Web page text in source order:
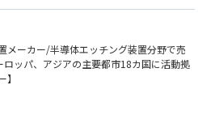
中核」を担う
超える実装技術 が急速に求められていま
ス基板向けPanelメッキ装置を新たな事
長すると言われている市場であり、2030
測されております。
どの分野でも活況になってきております
センターやを起点とした高付加価値チッ
ます。
や車載・産業・情報通信・モバイル
わるディスクリード半導体/パワー半導
メーカー/半導体エッチング装置分野で売
ッパ、アジアの主要都市18カ国に活動拠
ー)の工場内に出向き、弊社納入の半導体